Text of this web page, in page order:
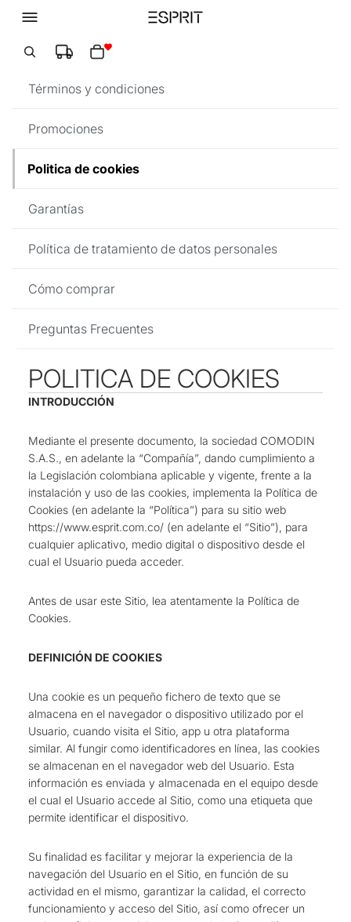
Términos y condiciones
Promociones
Politica de cookies
Garantías
Política de tratamiento de datos personales
Cómo comprar
Preguntas Frecuentes
POLITICA DE COOKIES
INTRODUCCIÓN
Mediante el presente documento, la sociedad COMODIN
S.A.S., en adelante la “Compañía”, dando cumplimiento a
la Legislación colombiana aplicable y vigente, frente a la
instalación y uso de las cookies, implementa la Política de
Cookies (en adelante la “Política”) para su sitio web
https://www.esprit.com.co/ (en adelante el “Sitio”), para
cualquier aplicativo, medio digital o dispositivo desde el
cual el Usuario pueda acceder.
Antes de usar este Sitio, lea atentamente la Política de
Cookies.
DEFINICIÓN DE COOKIES
Una cookie es un pequeño fichero de texto que se
almacena en el navegador o dispositivo utilizado por el
Usuario, cuando visita el Sitio, app u otra plataforma
similar. Al fungir como identificadores en línea, las cookies
se almacenan en el navegador web del Usuario. Esta
información es enviada y almacenada en el equipo desde
el cual el Usuario accede al Sitio, como una etiqueta que
permite identificar el dispositivo.
Su finalidad es facilitar y mejorar la experiencia de la
navegación del Usuario en el Sitio, en función de su
actividad en el mismo, garantizar la calidad, el correcto
funcionamiento y acceso del Sitio, así como ofrecer un